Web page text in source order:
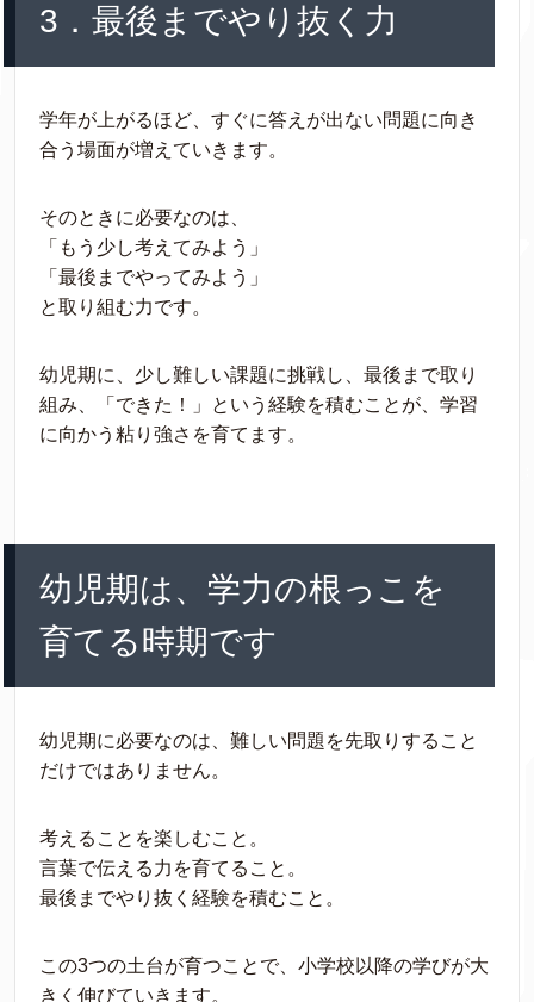
3．最後までやり抜く力
学年が上がるほど、すぐに答えが出ない問題に向き
合う場面が増えていきます。
そのときに必要なのは、
「もう少し考えてみよう」
「最後までやってみよう」
と取り組む力です。
幼児期に、少し難しい課題に挑戦し、最後まで取り
組み、「できた！」という経験を積むことが、学習
に向かう粘り強さを育てます。
幼児期は、学力の根っこを
育てる時期です
幼児期に必要なのは、難しい問題を先取りすること
だけではありません。
考えることを楽しむこと。
言葉で伝える力を育てること。
最後までやり抜く経験を積むこと。
この3つの土台が育つことで、小学校以降の学びが大
きく伸びていきます。